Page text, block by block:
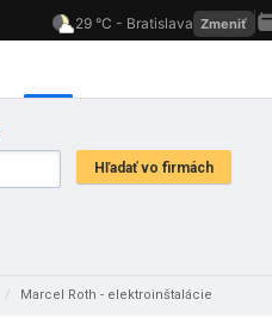
/ Marcel Roth - elektroinštalácie